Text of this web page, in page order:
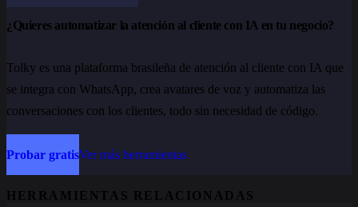
¿Quieres automatizar la atención al cliente con IA en tu negocio?
Tolky es una plataforma brasileña de atención al cliente con IA que
se integra con WhatsApp, crea avatares de voz y automatiza las
conversaciones con los clientes, todo sin necesidad de código.
Probar gratisVer más herramientas
HERRAMIENTAS RELACIONADAS